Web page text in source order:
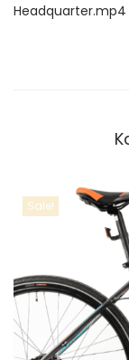
Headquarter.mp4
Sale!